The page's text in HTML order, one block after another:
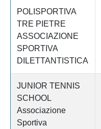
POLISPORTIVA
TRE PIETRE
ASSOCIAZIONE
SPORTIVA
DILETTANTISTICA
JUNIOR TENNIS
SCHOOL
Associazione
Sportiva